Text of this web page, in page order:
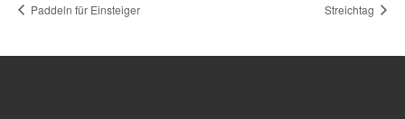
Paddeln für Einsteiger Streichtag